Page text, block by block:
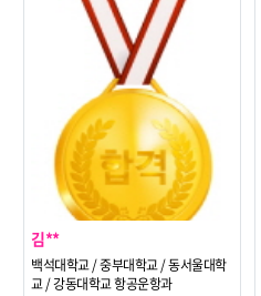
김**
백석대학교 / 중부대학교 / 동서울대학
교 / 강동대학교 항공운항과